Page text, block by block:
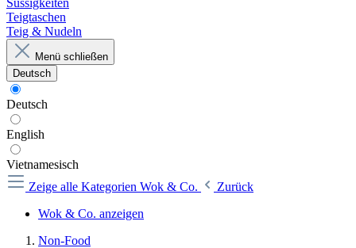
Süssigkeiten
Teigtaschen
Teig & Nudeln
Menü schließen
Deutsch
Deutsch
English
Vietnamesisch
Zeige alle Kategorien Wok & Co.
Zurück
Wok & Co. anzeigen
Non-Food